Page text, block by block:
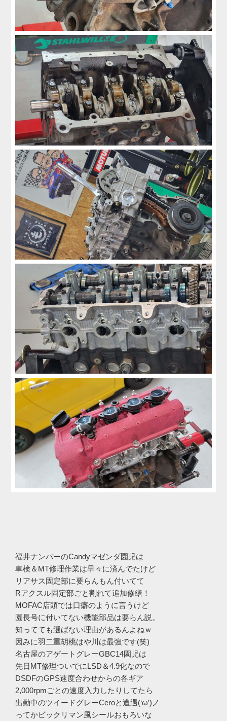
福井ナンバーのCandyマゼンダ園児は
車検＆MT修理作業は早々に済んでたけど
リアサス固定部に要らんもん付いてて
Rアクスル固定部ごと割れて追加修繕！
MOFAC店頭では口癖のように言うけど
園長号に付いてない機能部品は要らん説。
知ってても選ばない理由があるんよねｗ
因みに羽二重胡桃はや川は最強です(笑)
名古屋のアゲートグレーGBC14園児は
先日MT修理ついでにLSD＆4.9化なので
DSDFのGPS速度合わせからの各ギア
2,000rpmごとの速度入力したりしてたら
出勤中のツイードグレーCeroと遭遇(‘ω’)ノ
ってかビックリマン風シールおもろいな